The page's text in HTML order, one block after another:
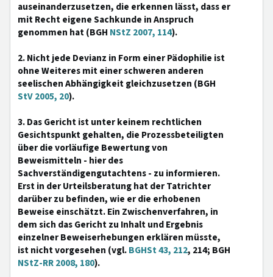
auseinanderzusetzen, die erkennen lässt, dass er
mit Recht eigene Sachkunde in Anspruch
genommen hat (BGH NStZ 2007, 114).
2. Nicht jede Devianz in Form einer Pädophilie ist
ohne Weiteres mit einer schweren anderen
seelischen Abhängigkeit gleichzusetzen (BGH
StV 2005, 20).
3. Das Gericht ist unter keinem rechtlichen
Gesichtspunkt gehalten, die Prozessbeteiligten
über die vorläufige Bewertung von
Beweismitteln - hier des
Sachverständigengutachtens - zu informieren.
Erst in der Urteilsberatung hat der Tatrichter
darüber zu befinden, wie er die erhobenen
Beweise einschätzt. Ein Zwischenverfahren, in
dem sich das Gericht zu Inhalt und Ergebnis
einzelner Beweiserhebungen erklären müsste,
ist nicht vorgesehen (vgl.BGHSt 43, 212, 214; BGH
NStZ-RR 2008, 180).